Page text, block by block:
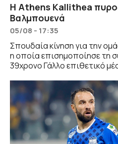
Η Athens Kallithea
Βαλμπουενά
05/08 - 17:35
Σπουδαία κίνηση για την
η οποία επισημοποίησε τη
39χρονο Γάλλο επιθετικό